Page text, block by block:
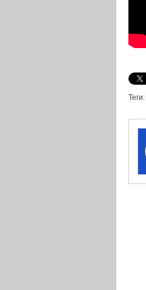
Теги: